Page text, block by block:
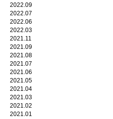
2022.09
2022.07
2022.06
2022.03
2021.11
2021.09
2021.08
2021.07
2021.06
2021.05
2021.04
2021.03
2021.02
2021.01